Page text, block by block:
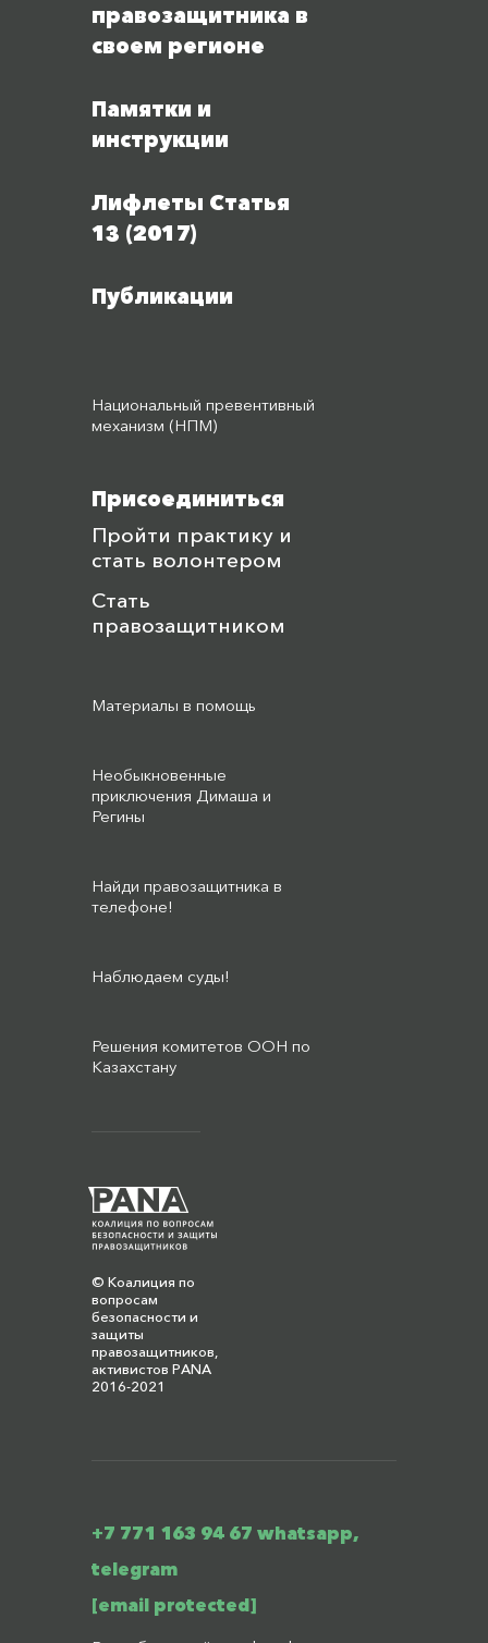
© Коалиция по
вопросам
безопасности и
защиты
правозащитников,
активистов PANA
2016-2021
правозащитника в
своем регионе
Памятки и
инструкции
Лифлеты Статья
13 (2017)
Публикации
Национальный превентивный
механизм (НПМ)
Присоединиться
Пройти практику и
стать волонтером
Стать
правозащитником
Материалы в помощь
Необыкновенные
приключения Димаша и
Регины
Найди правозащитника в
телефоне!
Наблюдаем суды!
Решения комитетов ООН по
Казахстану
+7 771 163 94 67 whatsapp,
telegram
[email protected]